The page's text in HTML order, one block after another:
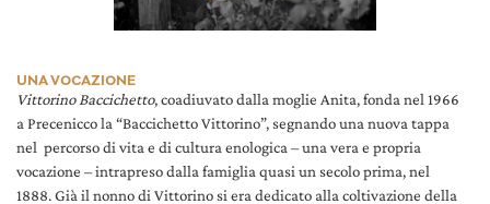
UNA VOCAZIONE
Vittorino Baccichetto, coadiuvato dalla moglie Anita, fonda nel 1966
a Precenicco la “Baccichetto Vittorino”, segnando una nuova tappa
nel percorso di vita e di cultura enologica – una vera e propria
vocazione – intrapreso dalla famiglia quasi un secolo prima, nel
1888. Già il nonno di Vittorino si era dedicato alla coltivazione della